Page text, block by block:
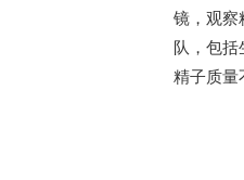
镜，观察
队，包
精子质量